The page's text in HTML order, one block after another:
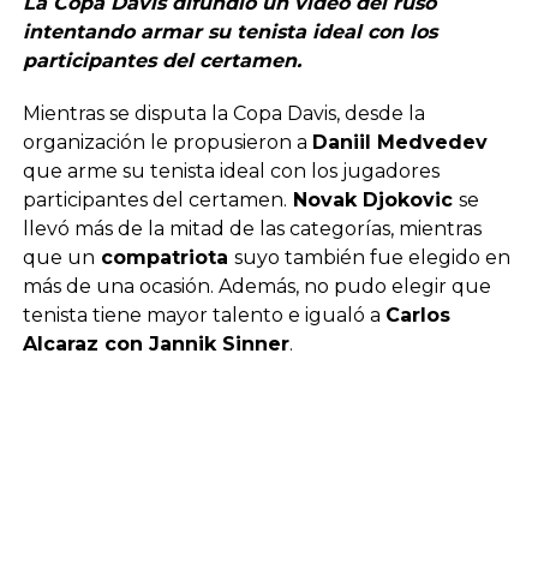
intentando armar su tenista ideal con los
participantes del certamen.
Mientras se disputa la Copa Davis, desde la
organización le propusieron a Daniil Medvedev
que arme su tenista ideal con los jugadores
participantes del certamen. Novak Djokovic se
llevó más de la mitad de las categorías, mientras
que un compatriota suyo también fue elegido en
más de una ocasión. Además, no pudo elegir que
tenista tiene mayor talento e igualó a Carlos
Alcaraz con Jannik Sinner.